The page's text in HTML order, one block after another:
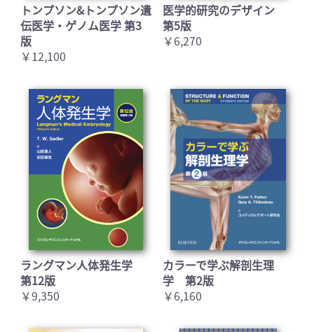
カートへ進む
トンプソン&トンプソン遺
伝医学・ゲノム医学 第3
版
￥12,100
医学的研究のデザイン
第5版
￥6,270
ラングマン人体発生学
第12版
￥9,350
カラーで学ぶ解剖生理
学 第2版
￥6,160